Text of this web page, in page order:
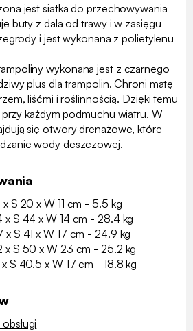
jest siatka do przechowywania
buty z dala od trawy i w zasięgu
i jest wykonana z polietylenu
wykonana jest z czarnego
plus dla trampolin. Chroni matę
liśćmi i roślinnością. Dzięki temu
każdym podmuchu wiatru. W
się otwory drenażowe, które
wody deszczowej.
S 20 x W 11 cm - 5.5 kg
x S 44 x W 14 cm - 28.4 kg
S 41 x W 17 cm - 24.9 kg
x S 50 x W 23 cm - 25.2 kg
S 40.5 x W 17 cm - 18.8 kg